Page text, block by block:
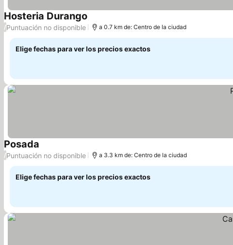
Hosteria Durango Ver precios
/Puntuación no disponible a 0.7 km de: Centro de la ciudad
Elige fechas para ver los precios exactos
Posada
/Puntuación no disponible a 3.3 km de: Centro de la ciudad
Elige fechas para ver los precios exactos